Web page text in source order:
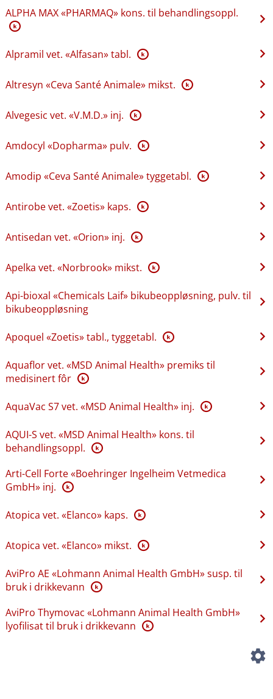
ALPHA MAX «PHARMAQ» kons. til behandlingsoppl.
K
Alpramil vet. «Alfasan» tabl. K
Altresyn «Ceva Santé Animale» mikst. K
Alvegesic vet. «V.M.D.» inj. K
Amdocyl «Dopharma» pulv. K
Amodip «Ceva Santé Animale» tyggetabl. K
Antirobe vet. «Zoetis» kaps. K
Antisedan vet. «Orion» inj. K
Apelka vet. «Norbrook» mikst. K
Api-bioxal «Chemicals Laif» bikubeoppløsning, pulv. til
bikubeoppløsning
Apoquel «Zoetis» tabl., tyggetabl. K
Aquaflor vet. «MSD Animal Health» premiks til
medisinert fôr K
AquaVac S7 vet. «MSD Animal Health» inj. K
AQUI-S vet. «MSD Animal Health» kons. til
behandlingsoppl. K
Arti-Cell Forte «Boehringer Ingelheim Vetmedica
GmbH» inj. K
Atopica vet. «Elanco» kaps. K
Atopica vet. «Elanco» mikst. K
AviPro AE «Lohmann Animal Health GmbH» susp. til
bruk i drikkevann K
AviPro Thymovac «Lohmann Animal Health GmbH»
lyofilisat til bruk i drikkevann K